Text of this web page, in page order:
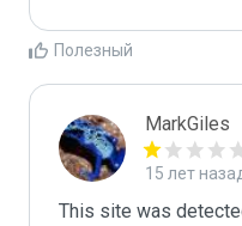
Полезный
MarkGiles
15 лет
This site was